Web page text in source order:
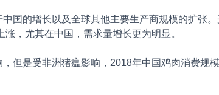
的增长以及全球其他主要生产商规模的扩张。
，尤其在中国，需求量增长更为明显。
是受非洲猪瘟影响，2018年中国鸡肉消费规